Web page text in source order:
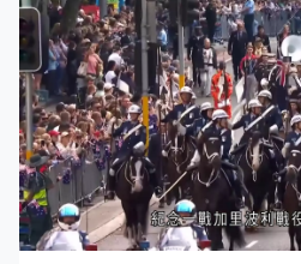
約9個月的賽事來到高潮，各支
太空總署馬歇爾太空飛行中心附
多時的成果。 詹姆斯麥迪遜大
登場，重點之一是火箭飛得多高
右，多支火箭更突破5,000呎。
的普渡大學，他們的西北分校團
有參賽隊伍，但單有高度亦不夠
圍目標是4,000至6,000呎。評選
設計預期飛行高度的落差，去考